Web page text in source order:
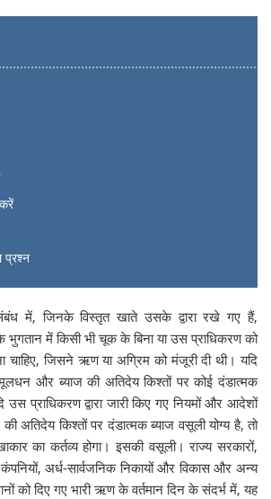
प्रश्न
में, जिनके विस्तृत खाते उसके द्वारा रखे गए हैं,
में किसी भी चूक के बिना या उस प्राधिकरण को
चाहिए, जिसने ऋण या अग्रिम को मंजूरी दी थी। यदि
और ब्याज की अतिदेय किश्तों पर कोई दंडात्मक
उस प्राधिकरण द्वारा जारी किए गए नियमों और आदेशों
अतिदेय किश्तों पर दंडात्मक ब्याज वसूली योग्य है, तो
का कर्तव्य होगा। इसकी वसूली। राज्य सरकारों,
अर्ध-सार्वजनिक निकायों और विकास और अन्य
को दिए गए भारी ऋण के वर्तमान दिन के संदर्भ में, यह